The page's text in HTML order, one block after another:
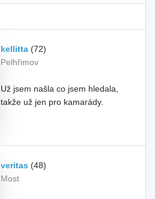
kellitta (72)
Pelhřimov
Už jsem našla co jsem hledala,
takže už jen pro kamarády.
veritas (48)
Most